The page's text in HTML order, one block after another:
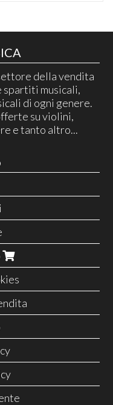
della vendita
spartiti musicali,
di ogni genere.
su violini,
e tanto altro...